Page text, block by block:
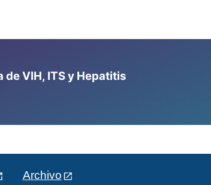
VIH, ITS y Hepatitis
Archivo